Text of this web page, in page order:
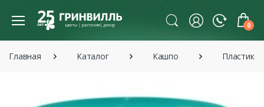
0
Главная Каталог Кашпо